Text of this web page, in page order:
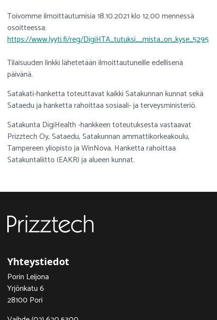
Toivomme ilmoittautumisia 18.10.2021 klo 12.00 mennessä
osoitteessa:
https://www.lyyti.fi/reg/DigiHTA_tutuksi__mista_on_kyse_5295
Tilaisuuden linkki lähetetään ilmoittautuneille edellisenä
päivänä.
Satakati-hanketta toteuttavat kaikki Satakunnan kunnat sekä
Sataedu ja hanketta rahoittaa sosiaali- ja terveysministeriö.
Satakunta DigiHealth -hankkeen toteutuksesta vastaavat
Prizztech Oy, Sataedu, Satakunnan ammattikorkeakoulu,
Tampereen yliopisto ja WinNova. Hanketta rahoittaa
Satakuntaliitto (EAKR) ja alueen kunnat.
Yhteystiedot
Porin Leijona
Yrjönkatu 6
28100 Pori